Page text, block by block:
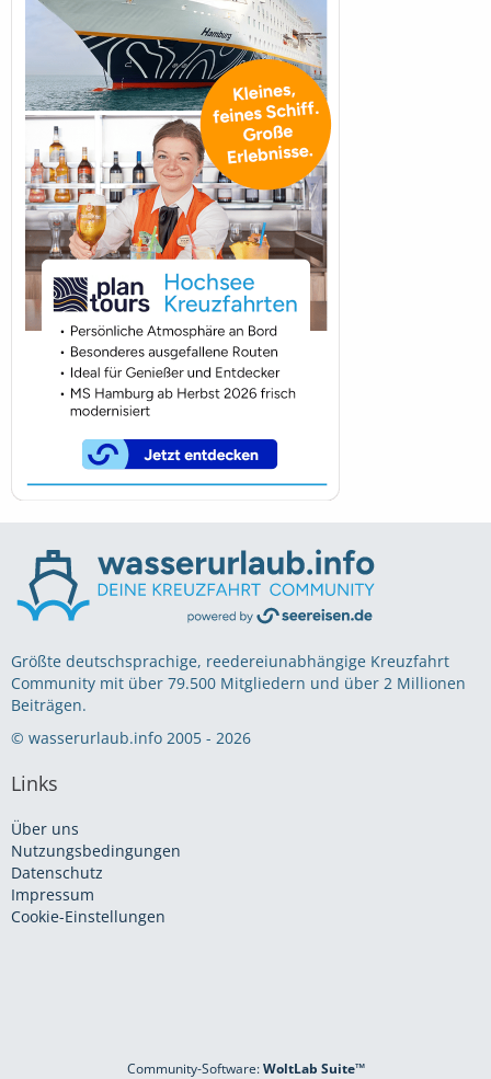
Größte deutschsprachige, reedereiunabhängige Kreuzfahrt
Community mit über 79.500 Mitgliedern und über 2 Millionen
Beiträgen.
© wasserurlaub.info 2005 - 2026
Links
Über uns
Nutzungsbedingungen
Datenschutz
Impressum
Cookie-Einstellungen
Community-Software:WoltLab Suite™